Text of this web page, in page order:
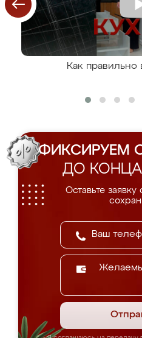
Как правильно
ФИКСИРУЕМ
ДО КОНЦА
Оставьте заявку